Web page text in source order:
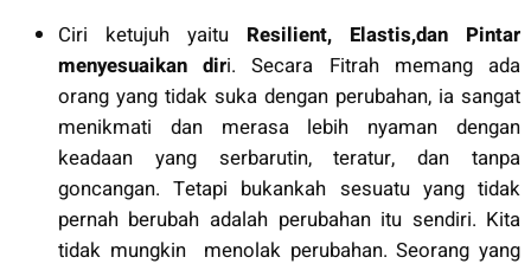
Ciri ketujuh yaitu Resilient, Elastis,dan Pintar
menyesuaikan diri. Secara Fitrah memang ada
orang yang tidak suka dengan perubahan, ia sangat
menikmati dan merasa lebih nyaman dengan
keadaan yang serbarutin, teratur, dan tanpa
goncangan. Tetapi bukankah sesuatu yang tidak
pernah berubah adalah perubahan itu sendiri. Kita
tidak mungkin menolak perubahan. Seorang yang